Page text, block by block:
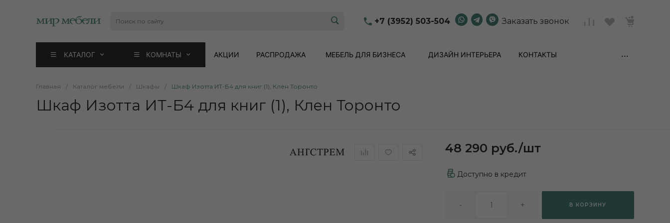
+7 (3952) 503-504 Заказать звонок
КАТАЛОГ КОМНАТЫ АКЦИИ РАСПРОДАЖА МЕБЕЛЬ ДЛЯ БИЗНЕСА ДИЗАЙН ИНТЕРЬЕРА КОНТАКТЫ ...
Главная / Каталог мебели / Шкафы / Шкаф Изотта ИТ-Б4 для книг (1), Клен Торонто
Шкаф Изотта ИТ-Б4 для книг (1), Клен Торонто
48 290 руб./шт
Доступно в кредит
- + В КОРЗИНУ